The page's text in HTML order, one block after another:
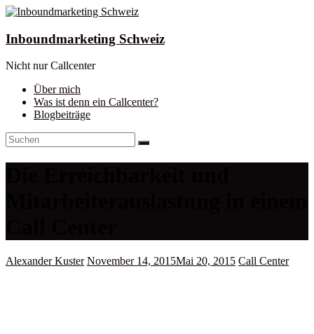
Skip
content
Inboundmarketing Schweiz
Nicht nur Callcenter
Über mich
Was ist denn ein Callcenter?
Blogbeiträge
Alexander Kuster November 14, 2015Mai 20, 2015 Call Center